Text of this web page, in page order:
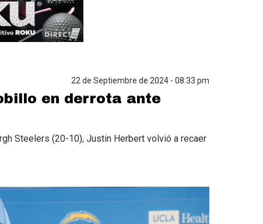
22 de Septiembre de 2024 - 08:33 pm
en derrota ante
Steelers (20-10), Justin Herbert volvió a recaer